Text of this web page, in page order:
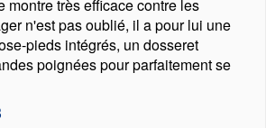
montre très efficace contre les
n'est pas oublié, il a pour lui une
pieds intégrés, un dosseret
poignées pour parfaitement se